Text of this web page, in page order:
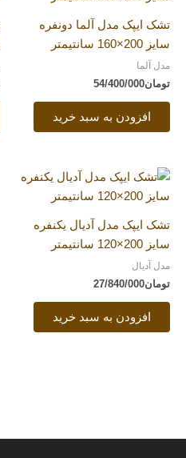
تشک ایپک مدل آلما دونفره
سایز 200×160 سانتیمتر
مدل آلما
تومان54/400/000
افزودن به سبد خرید
تشک ایپک مدل آدیال یکنفره
سایز 200×120 سانتیمتر
مدل آدیال
تومان27/840/000
افزودن به سبد خرید